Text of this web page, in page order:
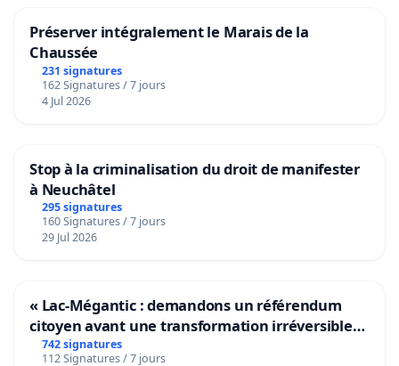
Préserver intégralement le Marais de la
Chaussée
231 signatures
162 Signatures / 7 jours
4 Jul 2026
Stop à la criminalisation du droit de manifester
à Neuchâtel
295 signatures
160 Signatures / 7 jours
29 Jul 2026
« Lac-Mégantic : demandons un référendum
citoyen avant une transformation irréversible
de notre territoire »
742 signatures
112 Signatures / 7 jours